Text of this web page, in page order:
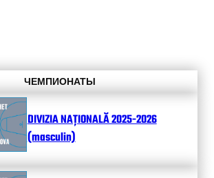
ЧЕМПИОНАТЫ
DIVIZIA NAȚIONALĂ 2025-2026
(masculin)